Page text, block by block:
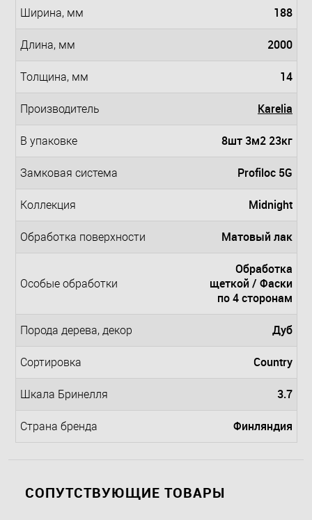
Ширина, мм 188
Длина, мм 2000
Толщина, мм 14
Производитель Karelia
В упаковке 8шт 3м2 23кг
Замковая система Profiloc 5G
Коллекция Midnight
Обработка поверхности Матовый лак
Особые обработки
Обработка
щеткой / Фаски
по 4 сторонам
Порода дерева, декор Дуб
Сортировка Country
Шкала Бринелля 3.7
Страна бренда Финляндия
СОПУТСТВУЮЩИЕ ТОВАРЫ